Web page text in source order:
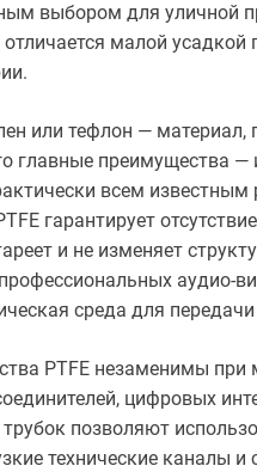
выбором для уличной
малой
или тефлон —
главные преимущества
всем
гарантирует
и не изменяет
аудио-
среда для
PTFE незаменимы
цифровых
позволяют
технические каналы